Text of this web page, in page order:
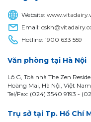
Website:
Email:
Hotline:1900 633 559
Văn phòng tại Hà Nội
Lô G, Toà nhà The Zen
Hoàng Mai, Hà Nội, Việt Nam
Tel/Fax: (024) 3540 9193 -
Trụ sở tại Tp. Hồ Chí